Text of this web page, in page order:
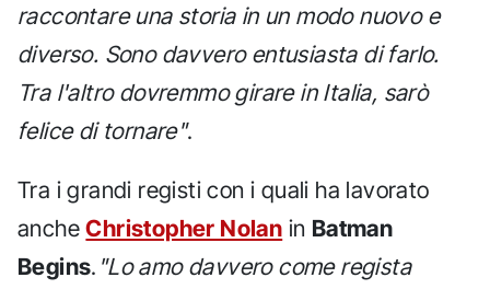
raccontare una storia in un modo nuovo e
diverso. Sono davvero entusiasta di farlo.
Tra l'altro dovremmo girare in Italia, sarò
felice di tornare".
Tra i grandi registi con i quali ha lavorato
ancheChristopher Nolan in Batman
Begins. "Lo amo davvero come regista